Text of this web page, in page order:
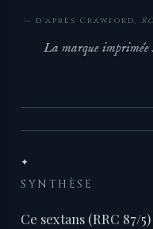
— d'après Crawford,
La marque imprimée
✦
SYNTHÈSE
Ce sextans (RRC 87/